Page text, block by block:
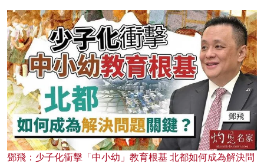
鄧飛：少子化衝擊「中小幼」教育根基 北都如何成為解決問